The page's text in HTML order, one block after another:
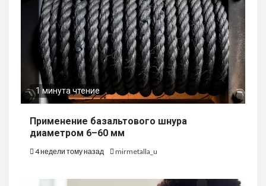
1 минута чтение
Применение базальтового шнура
диаметром 6–60 мм
4 недели тому назад mirmetalla_u